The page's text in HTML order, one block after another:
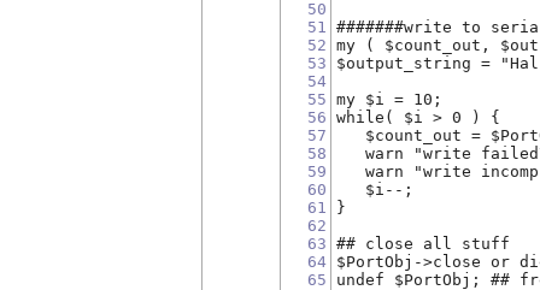
50
51
52
53
54
55
56
57
58
59
60
61
62
63
64
65
#######write to serial
my ( $count_out,
$output_string =
my $i = 10;
while( $i > 0 ) {
$count_out =
warn "write
warn "write
$i--;
}
## close all stuff
$PortObj->close or
undef $PortObj; ##